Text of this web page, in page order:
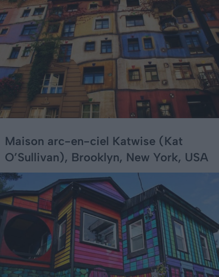
Maison arc-en-ciel Katwise (Kat
O’Sullivan), Brooklyn, New York, USA